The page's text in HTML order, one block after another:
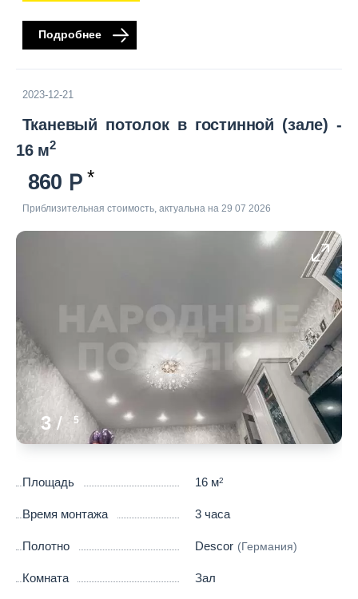
Подробнее
2023-12-21
Тканевый потолок в гостинной (зале) -
16 м2
860
Приблизительная стоимость, актуальна на 29 07 2026
3/ 5
Площадь 16 м2
Время монтажа 3 часа
Полотно Descor (Германия)
Комната Зал